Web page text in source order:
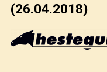
(26.04.2018)